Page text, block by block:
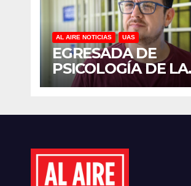
AL AIRE NOTICIAS UAS
EGRESADA DE
PSICOLOGÍA DE LA
UAS INVESTIGA
Y SOBRECARGA EN
ADULTOS MAYORES